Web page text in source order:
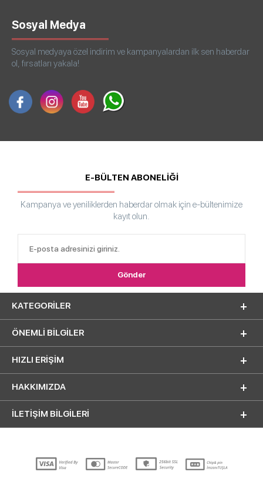
Sosyal Medya
Sosyal medyaya özel indirim ve kampanyalardan ilk sen haberdar
ol, fırsatları yakala!
E-BÜLTEN ABONELİĞİ
Kampanya ve yeniliklerden haberdar olmak için e-bültenimize
kayıt olun.
KATEGORILER
ÖNEMLI BILGILER
HIZLI ERIŞIM
HAKKIMIZDA
İLETİŞİM BİLGİLERİ